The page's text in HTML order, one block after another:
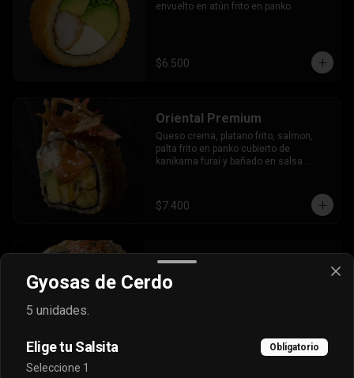
envuelto en atún frito en panko.
$6.500
Oriental Premium
Queso crema, platano frito, salmon,
palta frito en panko cubierto de
kanikama furai y bañado en salsa
$7.400
Oriental Tradicional
Queso, cebollín, salmón furai, camarón
envuelto en palta frito en panko, bañado
Gyosas de Cerdo
5 unidades.
Elige tu Salsita Obligatorio
Seleccione 1